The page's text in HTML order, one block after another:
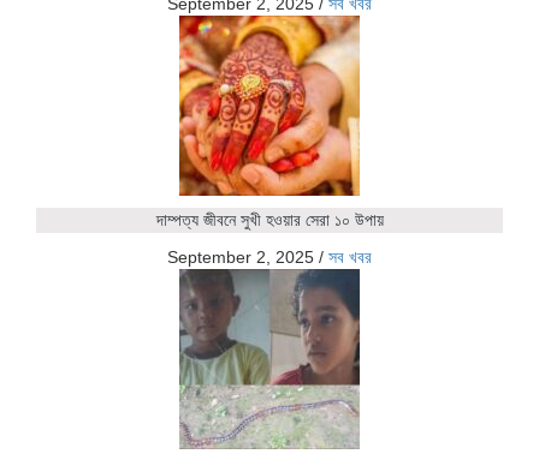
দাম্পত্য জীবনে সুখী হওয়ার সেরা ১০ উপায়
September 2, 2025 / সব খবর